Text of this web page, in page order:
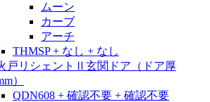
ムーン
カーブ
アーチ
THMSP + なし + なし
戸リシェントⅡ玄関ドア（ドア厚
）
QDN608 + 確認不要 + 確認不要